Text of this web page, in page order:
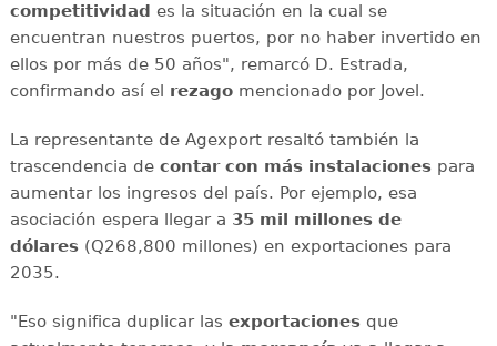
competitividad es la situación en la cual se
encuentran nuestros puertos, por no haber invertido en
ellos por más de 50 años", remarcó D. Estrada,
confirmando así el rezagomencionado por Jovel.
La representante de Agexport resaltó también la
trascendencia decontar con más instalacionespara
aumentar los ingresos del país. Por ejemplo, esa
asociación espera llegar a 35 mil millones de
dólares(Q268,800 millones) en exportaciones para
2035.
"Eso significa duplicar las exportacionesque